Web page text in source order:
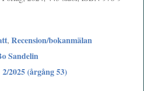
,Recension/bokanmälan
Sandelin
2/2025 (årgång 53)